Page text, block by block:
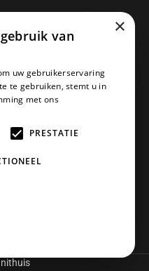
×
van
uw gebruikerservaring
te gebruiken, stemt u in
met ons
PRESTATIE